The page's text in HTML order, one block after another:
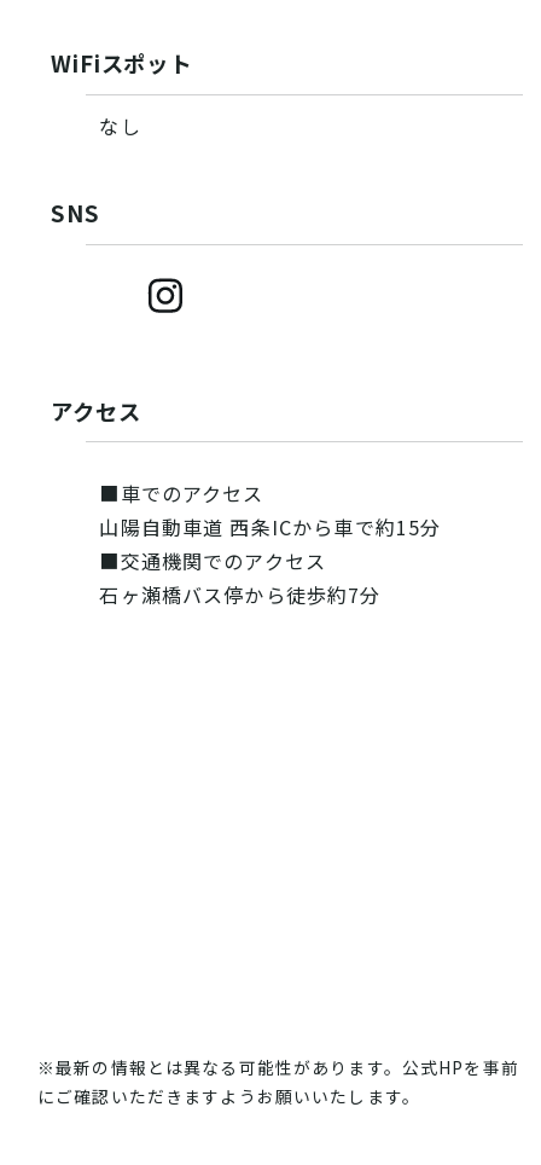
WiFiスポット
なし
SNS
アクセス
■車でのアクセス
山陽自動車道 西条ICから車で約15分
■交通機関でのアクセス
石ヶ瀬橋バス停から徒歩約7分
※最新の情報とは異なる可能性があります。公式HPを事前
にご確認いただきますようお願いいたします。